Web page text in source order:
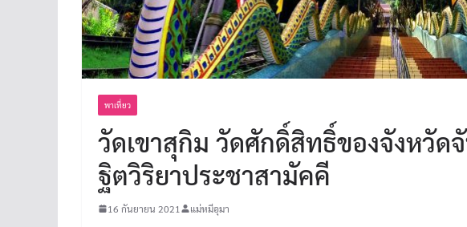
พาเที่ยว
วัดเขาสุกิม วัดศักดิ์สิทธิ์ของจังหวัด
ฐิตวิริยาประชาสามัคคี
16 กันยายน 2021 แม่หมีอุมา